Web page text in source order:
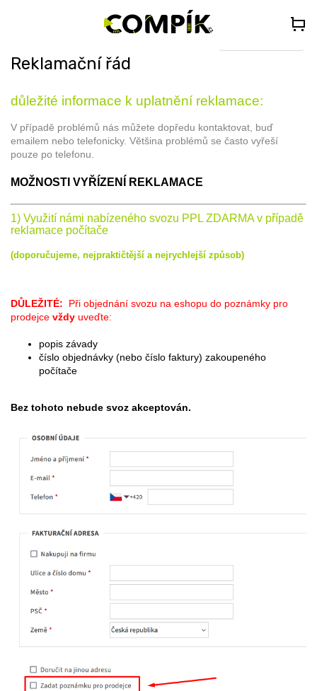
– Vyberte si Kingdom Come:
Deliverance II nebo Forza Horizon 5 (do poznámky uveďte „KCDII“
nebo „FORZA5“)
Reklamační řád
důležité informace k uplatnění reklamace:
V případě problémů nás můžete dopředu kontaktovat, buď
emailem nebo telefonicky. Většina problémů se často vyřeší
pouze po telefonu.
MOŽNOSTI VYŘÍZENÍ REKLAMACE
1) Využití námi nabízeného svozu PPL ZDARMA v případě
reklamace počítače
(doporučujeme, nejpraktičtější a nejrychlejší způsob)
DŮLEŽITÉ: Při objednání svozu na eshopu do poznámky pro
prodejce vždy uveďte:
popis závady
číslo objednávky (nebo číslo faktury) zakoupeného
počítače
Bez tohoto nebude svoz akceptován.